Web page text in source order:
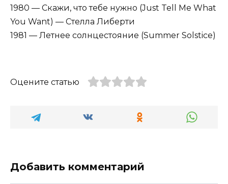
1980 — Скажи, что тебе нужно (Just Tell Me What
You Want) — Стелла Либерти
1981 — Летнее солнцестояние (Summer Solstice)
Оцените статью
Добавить комментарий